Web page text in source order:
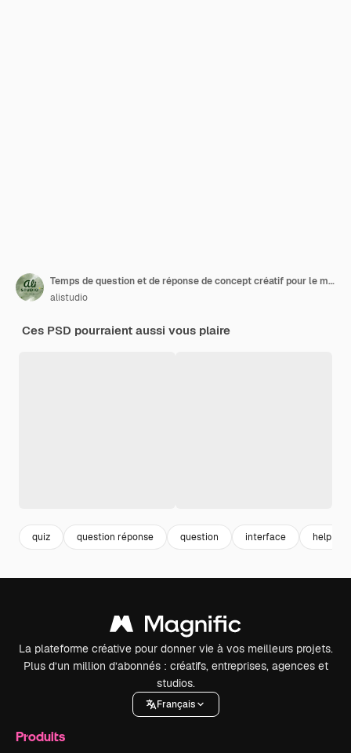
Temps de question et de réponse de concept créatif pour le modèle instagram de publication sur les médias sociaux
alistudio
Ces PSD pourraient aussi vous plaire
quiz question réponse question interface help
La plateforme créative pour donner vie à vos meilleurs projets.
Plus d’un million d’abonnés : créatifs, entreprises, agences et
studios.
Français
Produits